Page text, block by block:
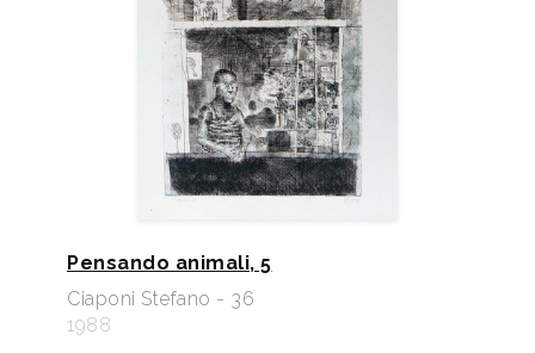
Pensando animali, 5
Ciaponi Stefano - 36
1988